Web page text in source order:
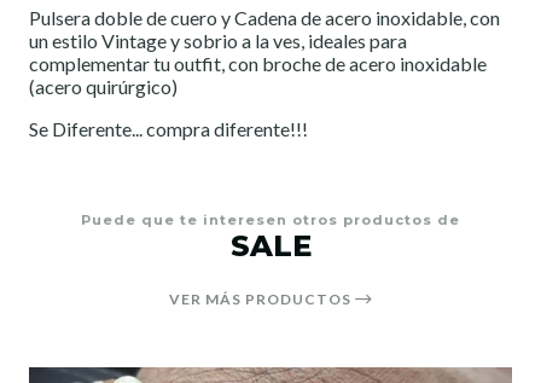
Pulsera doble de cuero y Cadena de acero inoxidable, con
un estilo Vintage y sobrio a la ves, ideales para
complementar tu outfit, con broche de acero inoxidable
(acero quirúrgico)
Se Diferente... compra diferente!!!
Puede que te interesen otros productos de
SALE
VER MÁS PRODUCTOS